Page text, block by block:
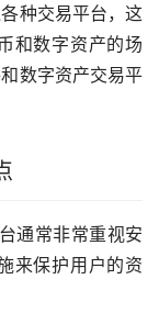
种交易平台，这
和数字资产的场
数字资产交易平
通常非常重视安
来保护用户的资